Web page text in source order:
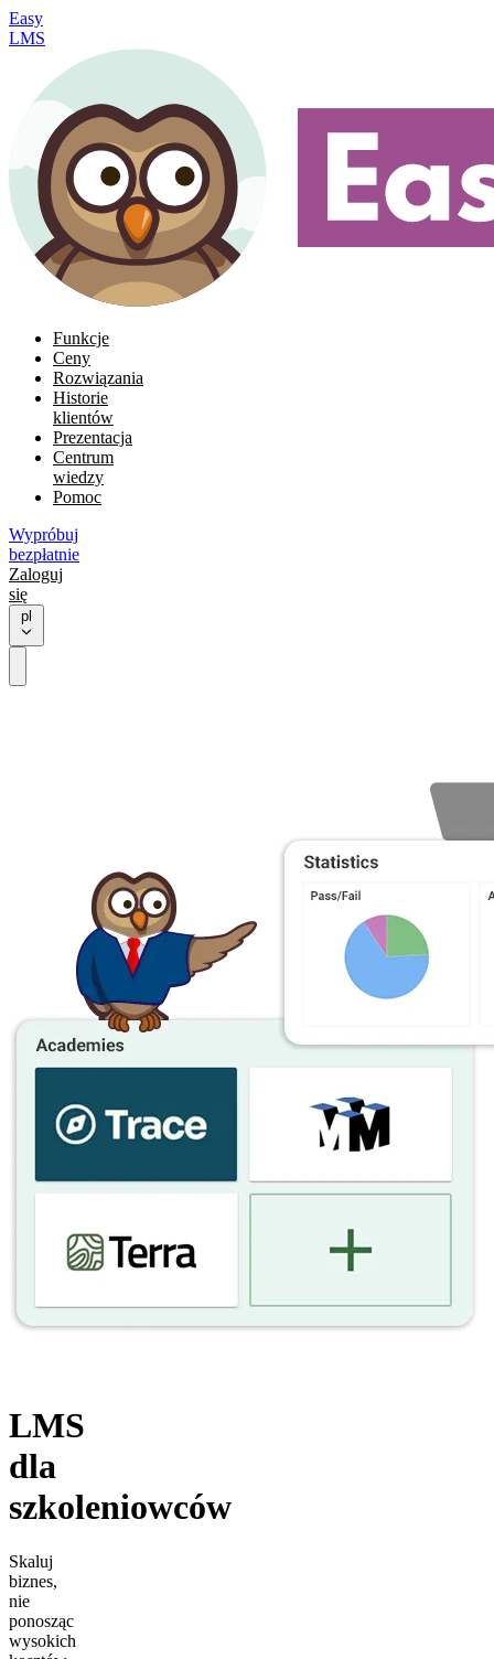
Easy
LMS
Funkcje
Ceny
Rozwiązania
Historie
klientów
Prezentacja
Centrum
wiedzy
Pomoc
Wypróbuj
bezpłatnie
Zaloguj
się
pl
LMS
dla
szkoleniowców
Skaluj
biznes,
nie
ponosząc
wysokich